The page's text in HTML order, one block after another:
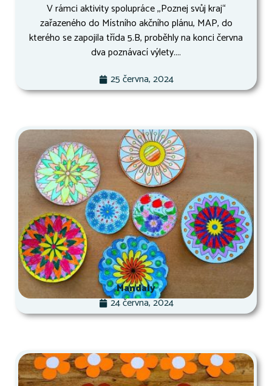
V rámci aktivity spolupráce ,,Poznej svůj kraj“
zařazeného do Místního akčního plánu, MAP, do
kterého se zapojila třída 5.B, proběhly na konci června
dva poznávací výlety....
25 června, 2024
Mandaly
24 června, 2024